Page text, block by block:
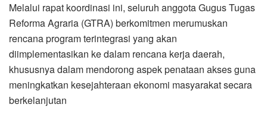
Melalui rapat koordinasi ini, seluruh anggota Gugus Tugas
Reforma Agraria (GTRA) berkomitmen merumuskan
rencana program terintegrasi yang akan
diimplementasikan ke dalam rencana kerja daerah,
khususnya dalam mendorong aspek penataan akses guna
meningkatkan kesejahteraan ekonomi masyarakat secara
berkelanjutan